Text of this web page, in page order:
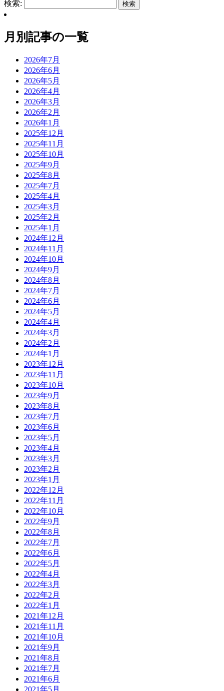
検索:
月別記事の一覧
2026年7月
2026年6月
2026年5月
2026年4月
2026年3月
2026年2月
2026年1月
2025年12月
2025年11月
2025年10月
2025年9月
2025年8月
2025年7月
2025年4月
2025年3月
2025年2月
2025年1月
2024年12月
2024年11月
2024年10月
2024年9月
2024年8月
2024年7月
2024年6月
2024年5月
2024年4月
2024年3月
2024年2月
2024年1月
2023年12月
2023年11月
2023年10月
2023年9月
2023年8月
2023年7月
2023年6月
2023年5月
2023年4月
2023年3月
2023年2月
2023年1月
2022年12月
2022年11月
2022年10月
2022年9月
2022年8月
2022年7月
2022年6月
2022年5月
2022年4月
2022年3月
2022年2月
2022年1月
2021年12月
2021年11月
2021年10月
2021年9月
2021年8月
2021年7月
2021年6月
2021年5月